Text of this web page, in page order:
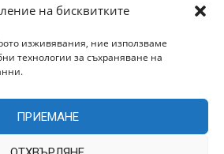
на бисквитките
изживявания, ние използваме
технологии за съхраняване на
ПРИЕМАНЕ